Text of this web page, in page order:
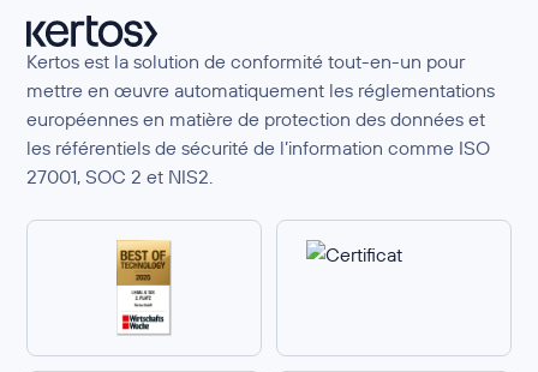
Kertos est la solution de conformité tout-en-un pour
mettre en œuvre automatiquement les réglementations
européennes en matière de protection des données et
les référentiels de sécurité de l’information comme ISO
27001, SOC 2 et NIS2.